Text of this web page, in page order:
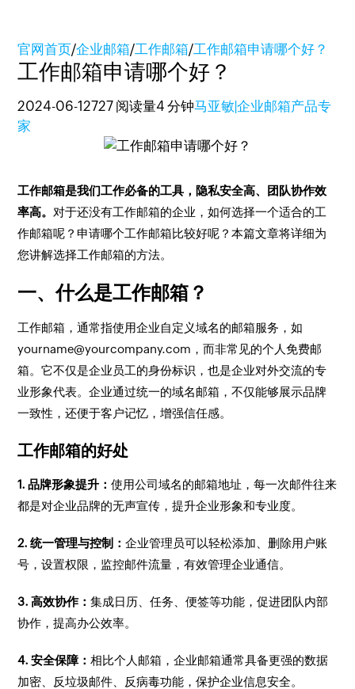
官网首页/企业邮箱/工作邮箱/工作邮箱申请哪个好？
工作邮箱申请哪个好？
2024-06-12727 阅读量4 分钟马亚敏|企业邮箱产品专
家
工作邮箱是我们工作必备的工具，隐私安全高、团队协作效
率高。 对于还没有工作邮箱的企业，如何选择一个适合的工
作邮箱呢？申请哪个工作邮箱比较好呢？本篇文章将详细为
您讲解选择工作邮箱的方法。
一、什么是工作邮箱？
工作邮箱，通常指使用企业自定义域名的邮箱服务，如
yourname@yourcompany.com，而非常见的个人免费邮
箱。它不仅是企业员工的身份标识，也是企业对外交流的专
业形象代表。企业通过统一的域名邮箱，不仅能够展示品牌
一致性，还便于客户记忆，增强信任感。
工作邮箱的好处
1. 品牌形象提升：使用公司域名的邮箱地址，每一次邮件往来
都是对企业品牌的无声宣传，提升企业形象和专业度。
2. 统一管理与控制：企业管理员可以轻松添加、删除用户账
号，设置权限，监控邮件流量，有效管理企业通信。
3. 高效协作：集成日历、任务、便签等功能，促进团队内部
协作，提高办公效率。
4. 安全保障：相比个人邮箱，企业邮箱通常具备更强的数据
加密、反垃圾邮件、反病毒功能，保护企业信息安全。